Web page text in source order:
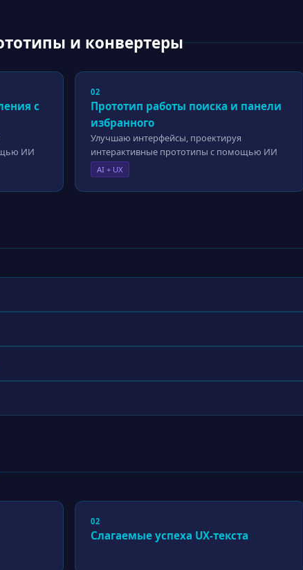
и конвертеры
с
ИИ
02
Прототип работы поиска и панели
избранного
Улучшаю интерфейсы, проектируя
интерактивные прототипы с помощью ИИ
AI + UX
02
Слагаемые успеха UX-текста